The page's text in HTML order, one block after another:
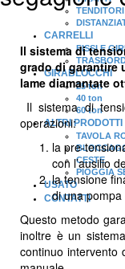
TENDITORI
CARRELLI
FISSI E
GIRABLOCCHI
25 ton
40 ton
60 ton
ALTRI PRODOTTI
TAVOLA
CESTE
PIOGGIA
USATO
CONTATTI
Il sistema di
grado di garantire
lame diamantate
Il sistema di
operazioni:
la pre-
con l’ausilio
la tensione
di una
Questo metodo
inoltre è un
continuo intervento